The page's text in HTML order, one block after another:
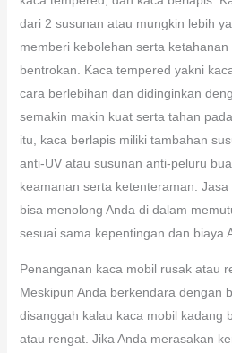
dari 2 susunan atau mungkin lebih
memberi kebolehan serta
bentrokan. Kaca tempered yakni
cara berlebihan dan didinginkan
semakin makin kuat serta tahan
itu, kaca berlapis miliki tambahan
anti-UV atau susunan anti-peluru
keamanan serta ketenteraman.
bisa menolong Anda di dalam
sesuai sama kepentingan dan biaya
Penanganan kaca mobil rusak atau
Meskipun Anda berkendara dengan
disanggah kalau kaca mobil kadang
atau rengat. Jika Anda merasakan